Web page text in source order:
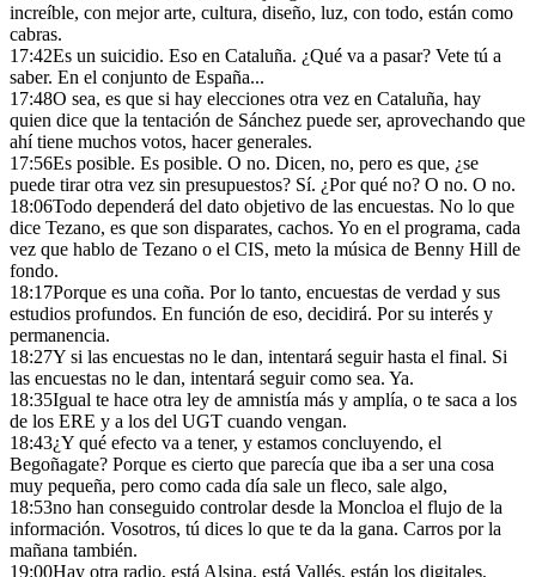
increíble, con mejor arte, cultura, diseño, luz, con todo, están como
cabras.
17:42Es un suicidio. Eso en Cataluña. ¿Qué va a pasar? Vete tú a
saber. En el conjunto de España...
17:48O sea, es que si hay elecciones otra vez en Cataluña, hay
quien dice que la tentación de Sánchez puede ser, aprovechando que
ahí tiene muchos votos, hacer generales.
17:56Es posible. Es posible. O no. Dicen, no, pero es que, ¿se
puede tirar otra vez sin presupuestos? Sí. ¿Por qué no? O no. O no.
18:06Todo dependerá del dato objetivo de las encuestas. No lo que
dice Tezano, es que son disparates, cachos. Yo en el programa, cada
vez que hablo de Tezano o el CIS, meto la música de Benny Hill de
fondo.
18:17Porque es una coña. Por lo tanto, encuestas de verdad y sus
estudios profundos. En función de eso, decidirá. Por su interés y
permanencia.
18:27Y si las encuestas no le dan, intentará seguir hasta el final. Si
las encuestas no le dan, intentará seguir como sea. Ya.
18:35Igual te hace otra ley de amnistía más y amplía, o te saca a los
de los ERE y a los del UGT cuando vengan.
18:43¿Y qué efecto va a tener, y estamos concluyendo, el
Begoñagate? Porque es cierto que parecía que iba a ser una cosa
muy pequeña, pero como cada día sale un fleco, sale algo,
18:53no han conseguido controlar desde la Moncloa el flujo de la
información. Vosotros, tú dices lo que te da la gana. Carros por la
mañana también.
19:00Hay otra radio, está Alsina, está Vallés, están los digitales,